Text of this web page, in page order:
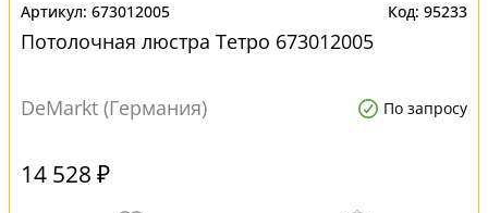
673012005 95233
Потолочная люстра Тетро 673012005
DeMarkt (Германия) По запросу
14 528 ₽